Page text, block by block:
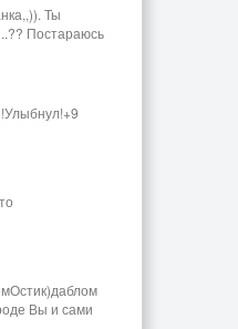
Ты
Постараюсь
Вы и сами